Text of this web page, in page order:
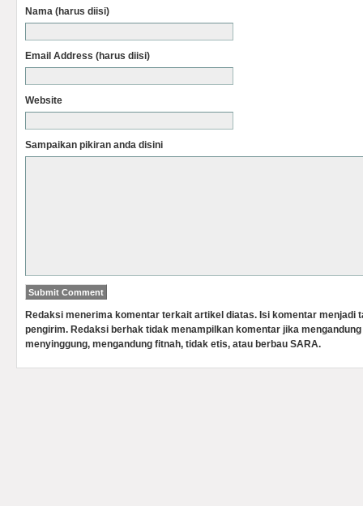
Nama (harus diisi)
Email Address (harus diisi)
Website
Sampaikan pikiran anda disini
Redaksi menerima komentar terkait artikel diatas. Isi komentar menjadi
pengirim. Redaksi berhak tidak menampilkan komentar jika
menyinggung, mengandung fitnah, tidak etis, atau berbau SARA.